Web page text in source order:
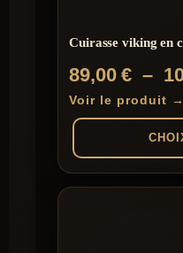
Cuirasse viking en
89,00€ –
Voir le produit →
produit